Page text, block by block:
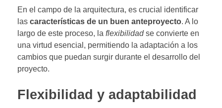
En el campo de la arquitectura, es crucial identificar
las características de un buen anteproyecto. A lo
largo de este proceso, la flexibilidadse convierte en
una virtud esencial, permitiendo la adaptación a los
cambios que puedan surgir durante el desarrollo del
proyecto.
Flexibilidad y adaptabilidad